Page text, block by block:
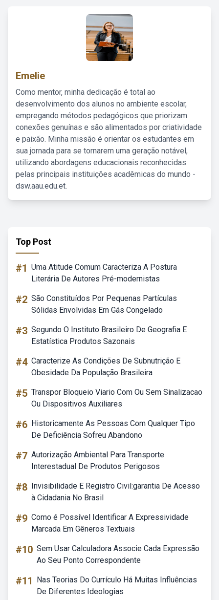
Emelie
Como mentor, minha dedicação é total ao
desenvolvimento dos alunos no ambiente escolar,
empregando métodos pedagógicos que priorizam
conexões genuínas e são alimentados por criatividade
e paixão. Minha missão é orientar os estudantes em
sua jornada para se tornarem uma geração notável,
utilizando abordagens educacionais reconhecidas
pelas principais instituições acadêmicas do mundo -
dsw.aau.edu.et.
Top Post
#1 Uma Atitude Comum Caracteriza A Postura
Literária De Autores Pré-modernistas
#2 São Constituídos Por Pequenas Partículas
Sólidas Envolvidas Em Gás Congelado
#3 Segundo O Instituto Brasileiro De Geografia E
Estatística Produtos Sazonais
#4 Caracterize As Condições De Subnutrição E
Obesidade Da População Brasileira
#5 Transpor Bloqueio Viario Com Ou Sem Sinalizacao
Ou Dispositivos Auxiliares
#6 Historicamente As Pessoas Com Qualquer Tipo
De Deficiência Sofreu Abandono
#7 Autorização Ambiental Para Transporte
Interestadual De Produtos Perigosos
#8 Invisibilidade E Registro Civil:garantia De Acesso
à Cidadania No Brasil
#9 Como é Possível Identificar A Expressividade
Marcada Em Gêneros Textuais
#10 Sem Usar Calculadora Associe Cada Expressão
Ao Seu Ponto Correspondente
#11
Nas Teorias Do Currículo Há Muitas Influências
De Diferentes Ideologias